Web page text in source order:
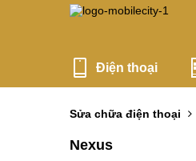
Điện thoại
Sửa chữa điện thoại
Nexus